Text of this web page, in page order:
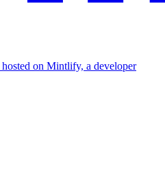
on Mintlify, a developer